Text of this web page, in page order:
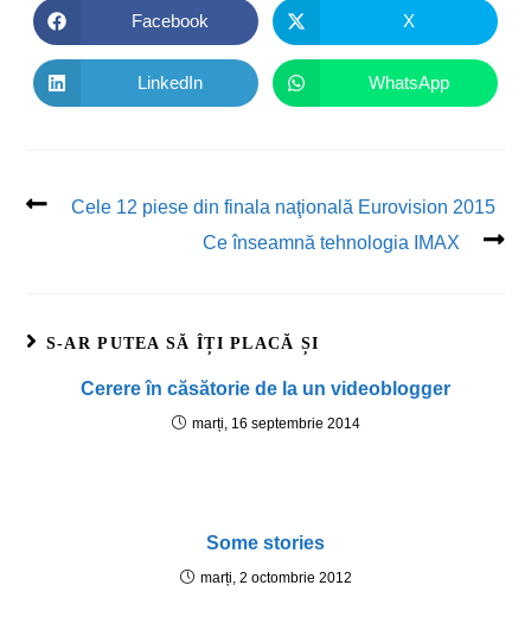
Facebook X
LinkedIn WhatsApp
Cele 12 piese din finala naţională Eurovision 2015
Ce înseamnă tehnologia IMAX
S-AR PUTEA SĂ ÎȚI PLACĂ ȘI
Cerere în căsătorie de la un videoblogger
marți, 16 septembrie 2014
Some stories
marți, 2 octombrie 2012